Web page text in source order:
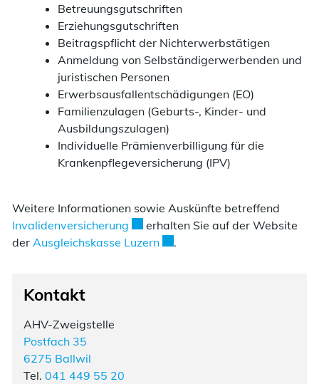
Betreuungsgutschriften
Erziehungsgutschriften
Beitragspflicht der Nichterwerbstätigen
Anmeldung von Selbständigerwerbenden und
juristischen Personen
Erwerbsausfallentschädigungen (EO)
Familienzulagen (Geburts-, Kinder- und
Ausbildungszulagen)
Individuelle Prämienverbilligung für die
Krankenpflegeversicherung (IPV)
Weitere Informationen sowie Auskünfte betreffend
Invalidenversicherung Externer Link wird in einem neuen
erhalten Sie auf der Website
der Ausgleichskasse LuzernExterner Link wird in einem
.
Kontakt
AHV-Zweigstelle
Postfach 35
6275 Ballwil
Tel. 041 449 55 20